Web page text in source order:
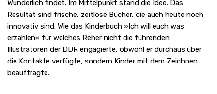
Wunderlich findet. Im Mittelpunkt stand die Idee. Das
Resultat sind frische, zeitlose Bücher, die auch heute noch
innovativ sind. Wie das Kinderbuch »Ich will euch was
erzählen« für welches Reher nicht die führenden
Illustratoren der DDR engagierte, obwohl er durchaus über
die Kontakte verfügte, sondern Kinder mit dem Zeichnen
beauftragte.